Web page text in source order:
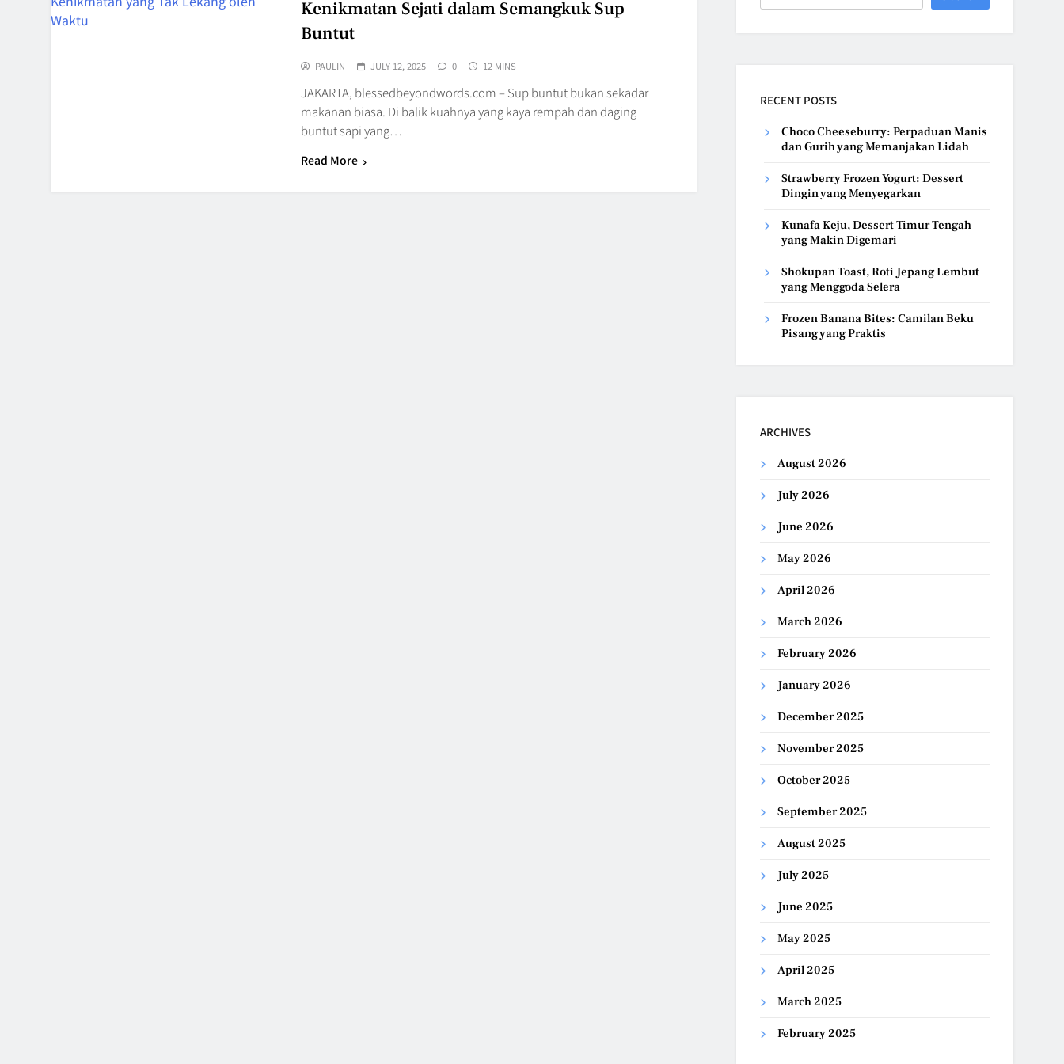
Kenikmatan Sejati dalam Semangkuk Sup
Buntut
PAULIN JULY 12, 2025 0 12 MINS
JAKARTA, blessedbeyondwords.com – Sup buntut bukan sekadar
makanan biasa. Di balik kuahnya yang kaya rempah dan daging
buntut sapi yang…
Read More
RECENT POSTS
Choco Cheeseburry: Perpaduan Manis
dan Gurih yang Memanjakan Lidah
Strawberry Frozen Yogurt: Dessert
Dingin yang Menyegarkan
Kunafa Keju, Dessert Timur Tengah
yang Makin Digemari
Shokupan Toast, Roti Jepang Lembut
yang Menggoda Selera
Frozen Banana Bites: Camilan Beku
Pisang yang Praktis
ARCHIVES
August 2026
July 2026
June 2026
May 2026
April 2026
March 2026
February 2026
January 2026
December 2025
November 2025
October 2025
September 2025
August 2025
July 2025
June 2025
May 2025
April 2025
March 2025
February 2025